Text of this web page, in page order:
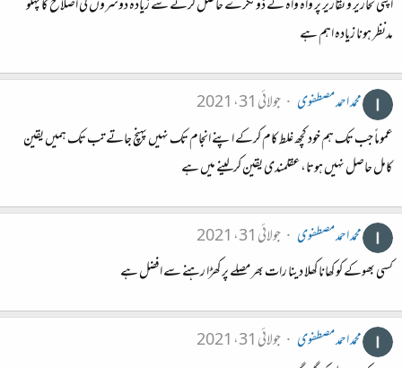
اپنی تحاریر و تقاریر پر واہ واہ کے ڈونگرے حاصل کرنے سے زیادہ دوسروں کی اصلاح کا پہلو
مدنظر ہونا زیادہ اہم ہے
محمد احمد مصطفوی
جولائی 31، 2021
عموماً جب تک ہم خود کچھ غلط کام کرکے اپنے انجام تک نہیں پہنچ جاتے تب تک ہمیں یقین
کامل حاصل نہیں ہوتا،عقلمندی یقین کرلینے میں ہے
محمد احمد مصطفوی
جولائی 31، 2021
کسی بھوکے کو کھانا کھلا دینا رات بھر مصلے پر کھڑا رہنے سے افضل ہے
محمد احمد مصطفوی
جولائی 31، 2021